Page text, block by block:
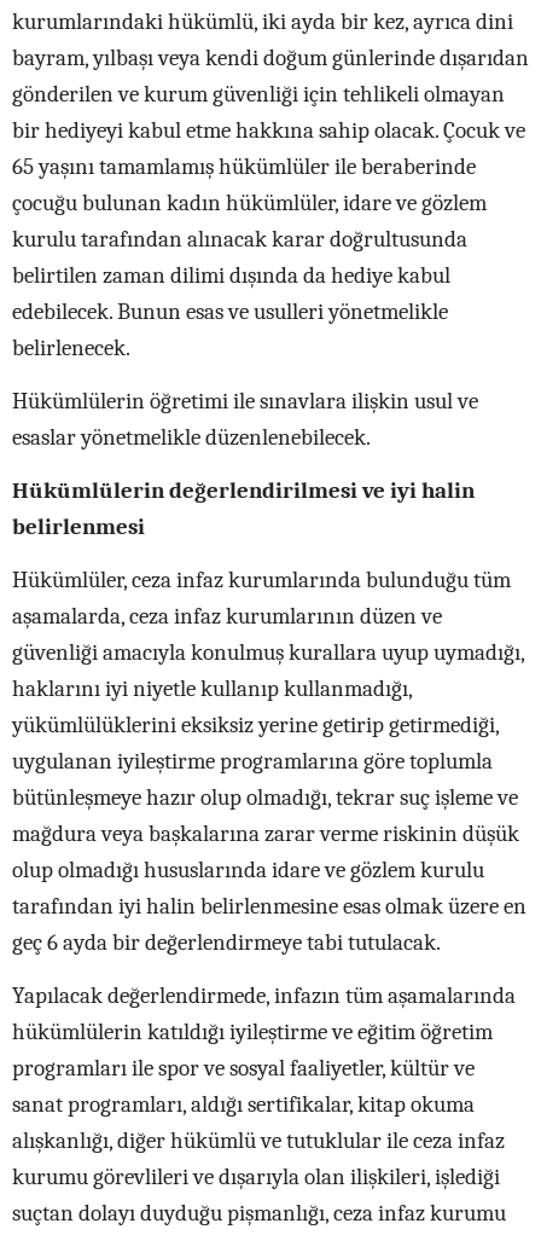
kurumlarındaki hükümlü, iki ayda bir kez, ayrıca dini
bayram, yılbaşı veya kendi doğum günlerinde dışarıdan
gönderilen ve kurum güvenliği için tehlikeli olmayan
bir hediyeyi kabul etme hakkına sahip olacak. Çocuk ve
65 yaşını tamamlamış hükümlüler ile beraberinde
çocuğu bulunan kadın hükümlüler, idare ve gözlem
kurulu tarafından alınacak karar doğrultusunda
belirtilen zaman dilimi dışında da hediye kabul
edebilecek. Bunun esas ve usulleri yönetmelikle
belirlenecek.
Hükümlülerin öğretimi ile sınavlara ilişkin usul ve
esaslar yönetmelikle düzenlenebilecek.
Hükümlülerin değerlendirilmesi ve iyi halin
belirlenmesi
Hükümlüler, ceza infaz kurumlarında bulunduğu tüm
aşamalarda, ceza infaz kurumlarının düzen ve
güvenliği amacıyla konulmuş kurallara uyup uymadığı,
haklarını iyi niyetle kullanıp kullanmadığı,
yükümlülüklerini eksiksiz yerine getirip getirmediği,
uygulanan iyileştirme programlarına göre toplumla
bütünleşmeye hazır olup olmadığı, tekrar suç işleme ve
mağdura veya başkalarına zarar verme riskinin düşük
olup olmadığı hususlarında idare ve gözlem kurulu
tarafından iyi halin belirlenmesine esas olmak üzere en
geç 6 ayda bir değerlendirmeye tabi tutulacak.
Yapılacak değerlendirmede, infazın tüm aşamalarında
hükümlülerin katıldığı iyileştirme ve eğitim öğretim
programları ile spor ve sosyal faaliyetler, kültür ve
sanat programları, aldığı sertifikalar, kitap okuma
alışkanlığı, diğer hükümlü ve tutuklular ile ceza infaz
kurumu görevlileri ve dışarıyla olan ilişkileri, işlediği
suçtan dolayı duyduğu pişmanlığı, ceza infaz kurumu